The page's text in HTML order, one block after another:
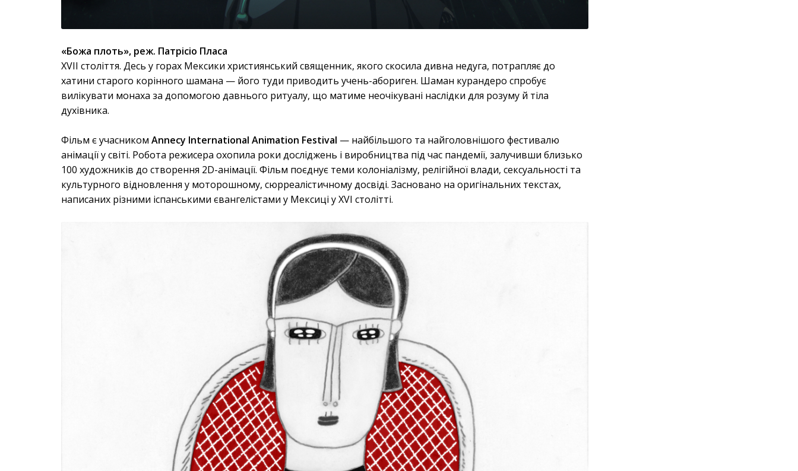
«Божа плоть», реж. Патрісіо Пласа
XVII століття. Десь у горах Мексики християнський священник, якого скосила дивна недуга, потрапляє до
хатини старого корінного шамана — його туди приводить учень-абориген. Шаман курандеро спробує
вилікувати монаха за допомогою давнього ритуалу, що матиме неочікувані наслідки для розуму й тіла
духівника.
Фільм є учасникомAnnecy International Animation Festival — найбільшого та найголовнішого фестивалю
анімації у світі. Робота режисера охопила роки досліджень і виробництва під час пандемії, залучивши близько
100 художників до створення 2D-анімації. Фільм поєднує теми колоніалізму, релігійної влади, сексуальності та
культурного відновлення у моторошному, сюрреалістичному досвіді. Засновано на оригінальних текстах,
написаних різними іспанськими євангелістами у Мексиці у XVI столітті.